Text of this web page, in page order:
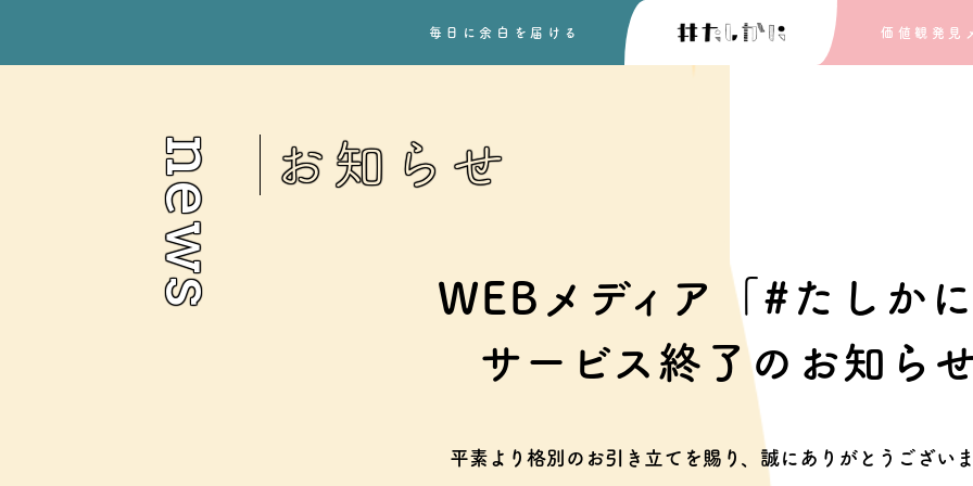
毎日に余白を 届ける 価値観発見
news お知らせ
WEBメディア「#たしかに
サービス終了のお知ら
平素より格別のお引き立てを賜り、 誠にありがとうございま